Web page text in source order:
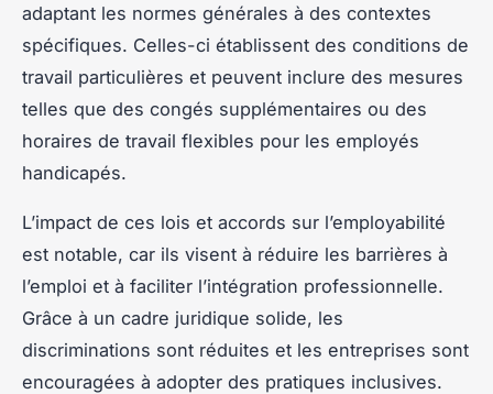
adaptant les normes générales à des contextes
spécifiques. Celles-ci établissent des conditions de
travail particulières et peuvent inclure des mesures
telles que des congés supplémentaires ou des
horaires de travail flexibles pour les employés
handicapés.
L’impact de ces lois et accords sur l’employabilité
est notable, car ils visent à réduire les barrières à
l’emploi et à faciliter l’intégration professionnelle.
Grâce à un cadre juridique solide, les
discriminations sont réduites et les entreprises sont
encouragées à adopter des pratiques inclusives.